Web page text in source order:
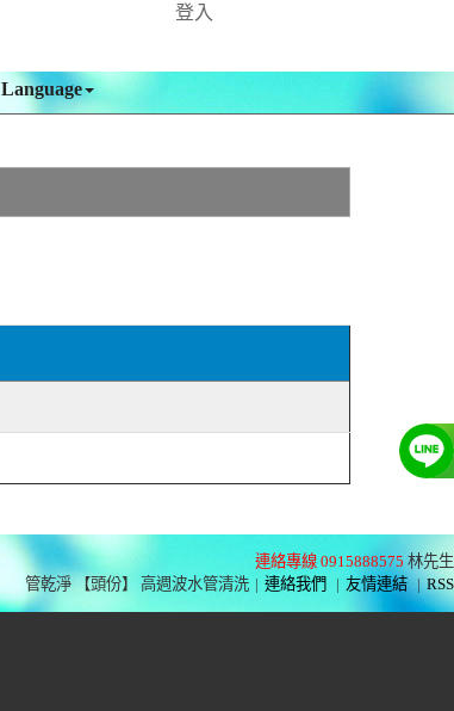
登入
Language
連絡專線 0915888575 林先生
管乾淨 【頭份】 高週波水管清洗 | 連絡我們 | 友情連結 | RSS